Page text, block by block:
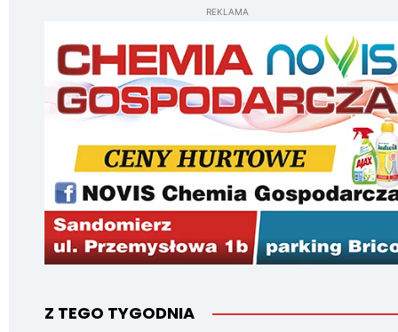
REKLAMA
Z TEGO TYGODNIA